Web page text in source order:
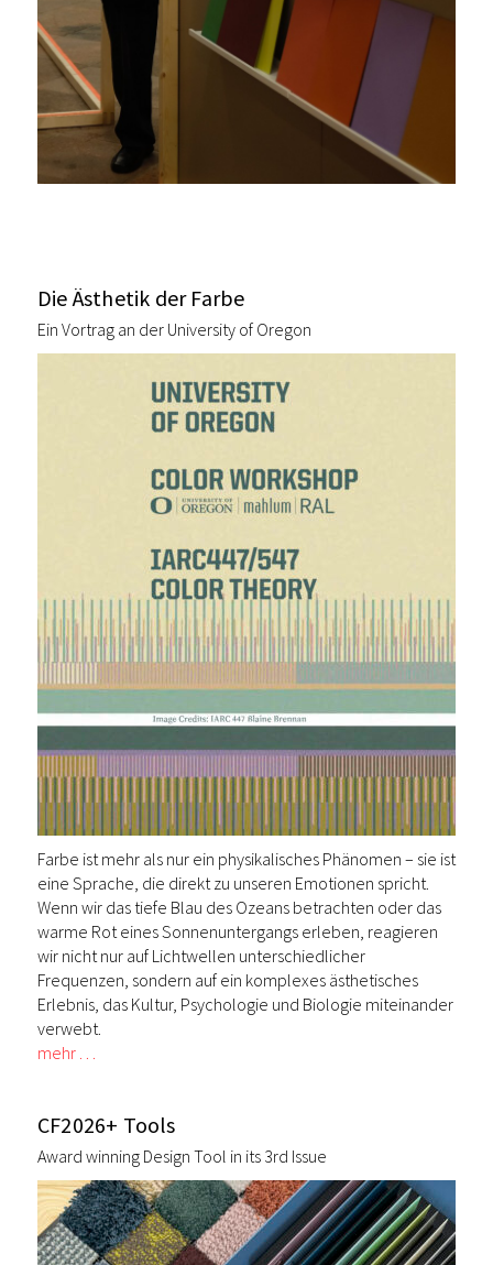
Die Ästhetik der Farbe
Ein Vortrag an der University of Oregon
Farbe ist mehr als nur ein physikalisches Phänomen – sie ist
eine Sprache, die direkt zu unseren Emotionen spricht.
Wenn wir das tiefe Blau des Ozeans betrachten oder das
warme Rot eines Sonnenuntergangs erleben, reagieren
wir nicht nur auf Lichtwellen unterschiedlicher
Frequenzen, sondern auf ein komplexes ästhetisches
Erlebnis, das Kultur, Psychologie und Biologie miteinander
verwebt.
mehr …
CF2026+ Tools
Award winning Design Tool in its 3rd Issue